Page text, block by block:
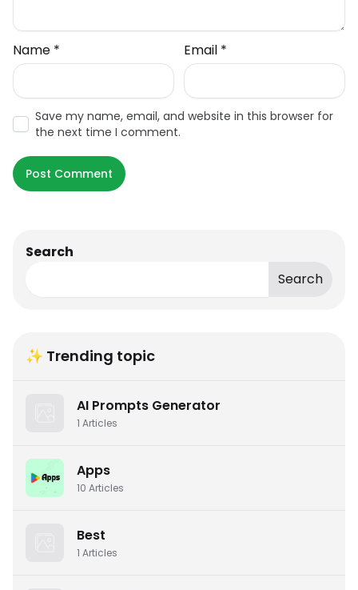
Name * Email *
Save my name, email, and website in this browser for
the next time I comment.
Search
Search
✨ Trending topic
AI Prompts Generator
1 Articles
Apps
10 Articles
Best
1 Articles